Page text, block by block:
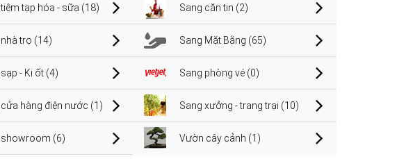
tạp hóa - sữa (18) Sang căn tin (2)
trọ (14) Sang Mặt Bằng (65)
- Ki ốt (4) Sang phòng vé (0)
hàng điện nước (1) Sang xưởng - trang trại (10)
showroom (6) Vườn cây cảnh (1)